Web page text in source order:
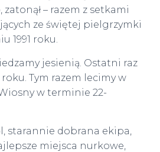
– razem z setkami
ze świętej pielgrzymki
1991 roku.
jesienią. Ostatni raz
Tym razem lecimy w
w terminie 22-
starannie dobrana ekipa,
miejsca nurkowe,